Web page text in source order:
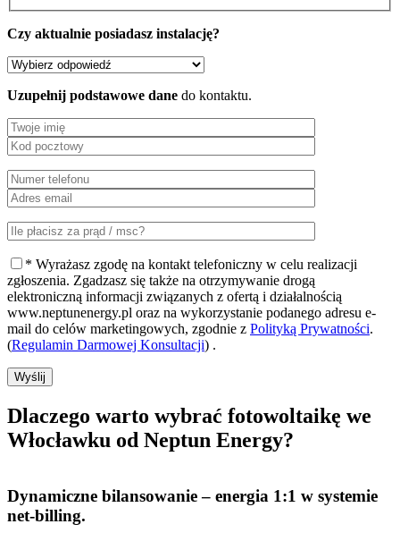
Czy aktualnie posiadasz instalację?
Uzupełnij podstawowe dane do kontaktu.
* Wyrażasz zgodę na kontakt telefoniczny w celu realizacji
zgłoszenia. Zgadzasz się także na otrzymywanie drogą
elektroniczną informacji związanych z ofertą i działalnością
www.neptunenergy.pl oraz na wykorzystanie podanego adresu e-
mail do celów marketingowych, zgodnie z Polityką Prywatności.
(Regulamin Darmowej Konsultacji) .
Wyślij
Dlaczego warto wybrać fotowoltaikę we
Włocławku od Neptun Energy?
Dynamiczne bilansowanie– energia 1:1 w systemie
net-billing.